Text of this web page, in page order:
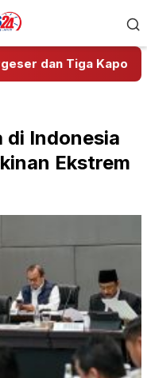
Tiga Kapolsek
di Indonesia
Ekstrem